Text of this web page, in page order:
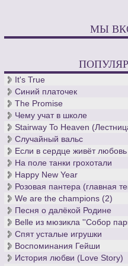
МЫ
It's True
Синий платочек
The Promise
Чему учат в школе
Stairway To Heaven
Случайный вальс
Если в сердце живёт любовь
На поле танки грохотали
Happy New Year
Розовая пантера (главная
We are the champions (2)
Песня о далёкой Родине
Belle из мюзикла ''Собор
Спят усталые игрушки
Воспоминания Гейши
История любви (Love Story)